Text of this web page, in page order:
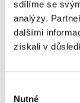
sdílíme se
analýzy.
dalšími
získali v
Nutné